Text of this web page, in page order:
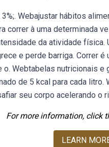
Webajustar hábitos
correr à uma determinada
da atividade
e perde barriga. Correr
Webtabelas nutricionais
de 5 kcal para cada
seu corpo acelerando o
For more information, click
LEARN